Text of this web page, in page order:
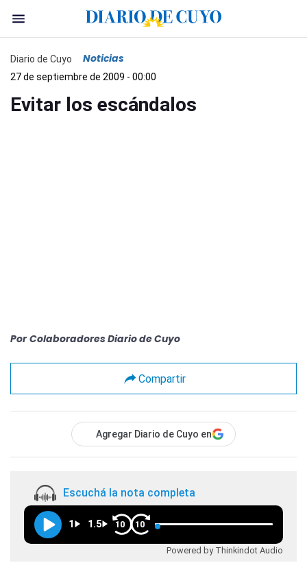
Diario de Cuyo Noticias
27 de septiembre de 2009 - 00:00
Evitar los escándalos
Por Colaboradores Diario de Cuyo
Compartir
Agregar Diario de Cuyo en
Escuchá la nota completa
1 1.5 10 10
Powered by Thinkindot Audio